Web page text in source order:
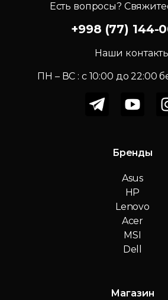
Есть вопросы?
+998 (77) 144-
Наши
ПН – ВС : c 10:00 до 22:00
Бренды
Asus
HP
Lenovo
Acer
MSI
Dell
Магазин